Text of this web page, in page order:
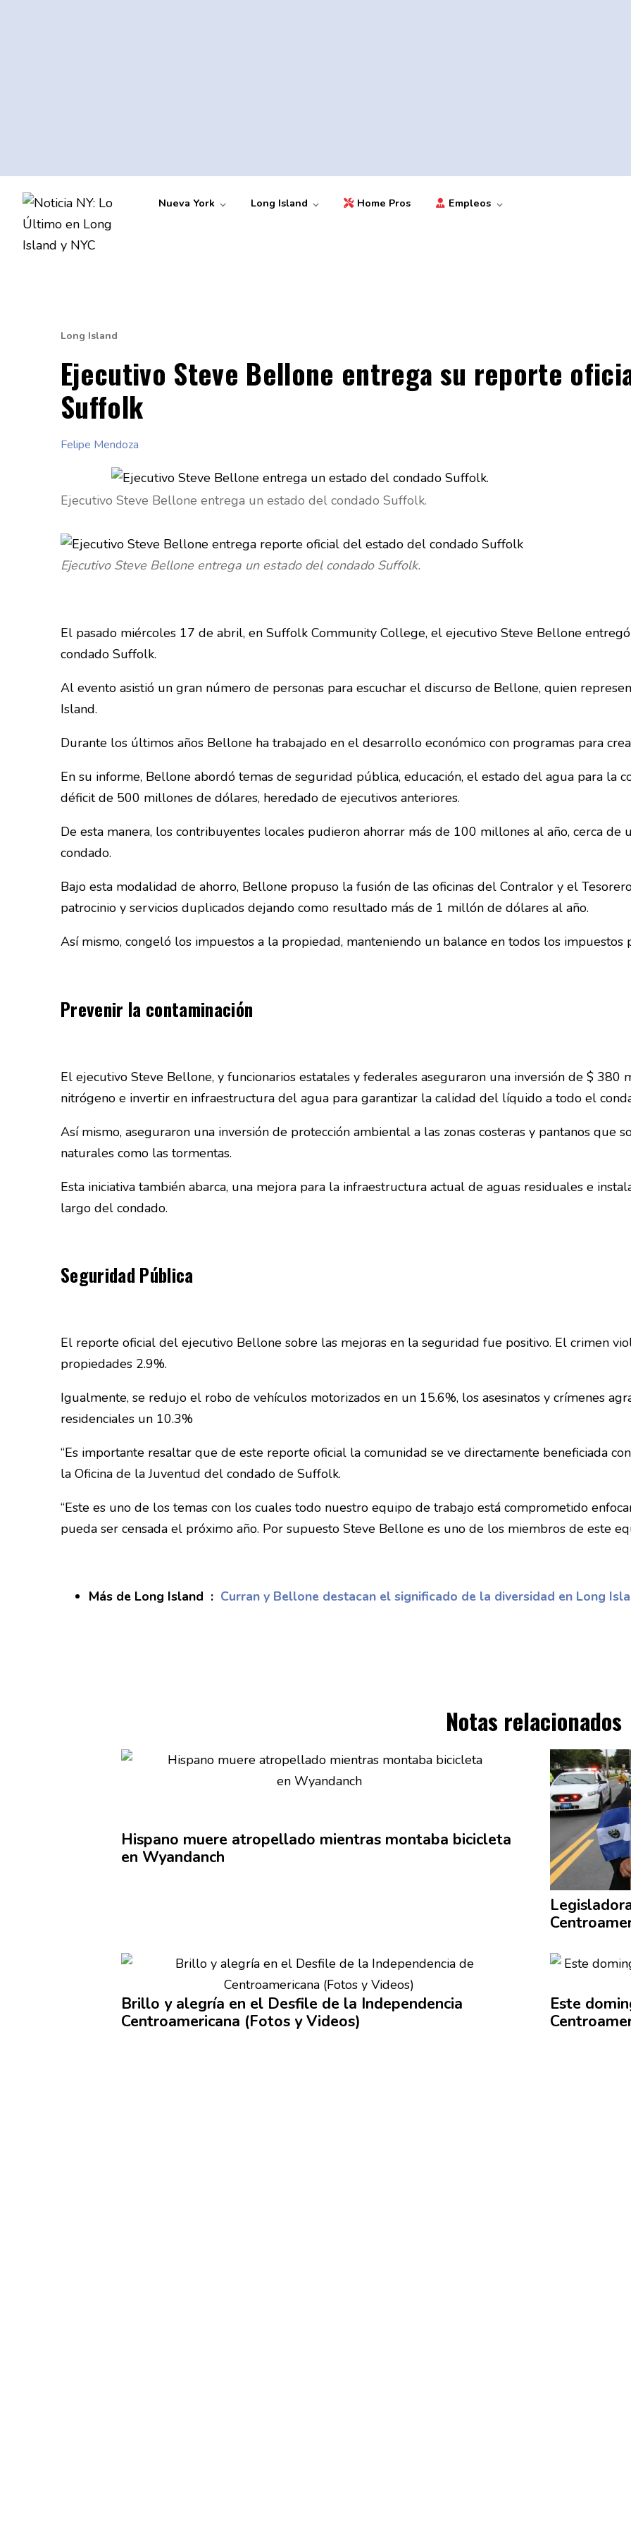
Nueva York Long Island Home Pros Empleos
Long Island
Ejecutivo Steve Bellone entrega su reporte
Suffolk
Felipe Mendoza
Ejecutivo Steve Bellone entrega un estado del condado Suffolk.
Ejecutivo Steve Bellone entrega un estado del condado Suffolk.
El pasado miércoles 17 de abril, en Suffolk Community College, el ejecutivo Steve Bellone
condado Suffolk.
Al evento asistió un gran número de personas para escuchar el discurso de Bellone, quien
Island.
Durante los últimos años Bellone ha trabajado en el desarrollo económico con programas para
En su informe, Bellone abordó temas de seguridad pública, educación, el estado del agua para la
déficit de 500 millones de dólares, heredado de ejecutivos anteriores.
De esta manera, los contribuyentes locales pudieron ahorrar más de 100 millones al año, cerca
condado.
Bajo esta modalidad de ahorro, Bellone propuso la fusión de las oficinas del Contralor y el
patrocinio y servicios duplicados dejando como resultado más de 1 millón de dólares al año.
Así mismo, congeló los impuestos a la propiedad, manteniendo un balance en todos los
Prevenir la contaminación
El ejecutivo Steve Bellone, y funcionarios estatales y federales aseguraron una inversión de $
nitrógeno e invertir en infraestructura del agua para garantizar la calidad del líquido a todo el
Así mismo, aseguraron una inversión de protección ambiental a las zonas costeras y pantanos que
naturales como las tormentas.
Esta iniciativa también abarca, una mejora para la infraestructura actual de aguas residuales e
largo del condado.
Seguridad Pública
El reporte oficial del ejecutivo Bellone sobre las mejoras en la seguridad fue positivo. El crimen
propiedades 2.9%.
Igualmente, se redujo el robo de vehículos motorizados en un 15.6%, los asesinatos y crímenes
residenciales un 10.3%
“Es importante resaltar que de este reporte oficial la comunidad se ve directamente beneficiada
la Oficina de la Juventud del condado de Suffolk.
“Este es uno de los temas con los cuales todo nuestro equipo de trabajo está comprometido
pueda ser censada el próximo año. Por supuesto Steve Bellone es uno de los miembros de este
Más de Long Island : Curran y Bellone destacan el significado de la diversidad en Long
Notas relacionados
Hispano muere atropellado mientras montaba bicicleta
en Wyandanch
Brillo y alegría en el Desfile de la Independencia
Centroamericana (Fotos y Videos)
Este